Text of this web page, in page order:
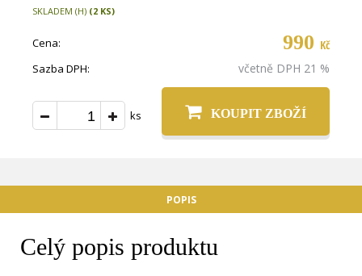
SKLADEM (H) (2 KS)
Cena: 990 Kč
Sazba DPH: včetně DPH 21 %
ks KOUPIT ZBOŽÍ
POPIS
Celý popis produktu